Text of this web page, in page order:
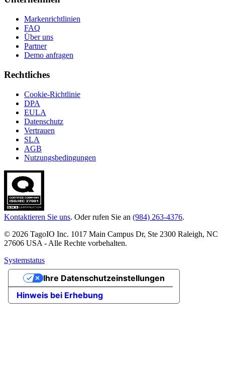
Markenrichtlinien
FAQ
Über uns
Partner
Demo anfragen
Rechtliches
Cookie-Richtlinie
DPA
EULA
Datenschutz
Vertrauen
SLA
AGB
Nutzungsbedingungen
Kontaktieren Sie uns. Oder rufen Sie an (984) 263-4376.
© 2026 TagoIO Inc. 1017 Main Campus Dr, Ste 2300 Raleigh, NC
27606 USA - Alle Rechte vorbehalten.
Systemstatus
Hinweis bei Erhebung
Ihre Datenschutzeinstellungen